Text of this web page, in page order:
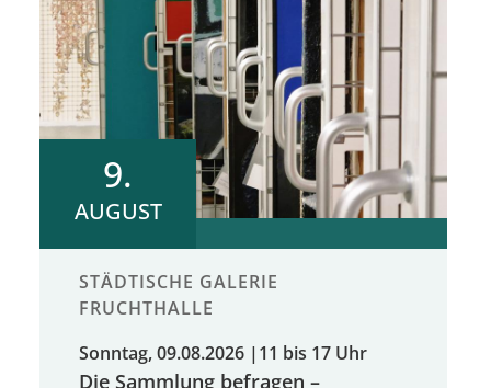
9.
AUGUST
STÄDTISCHE GALERIE
FRUCHTHALLE
Sonntag, 09.08.2026 | 11 bis 17 Uhr
Die Sammlung befragen –